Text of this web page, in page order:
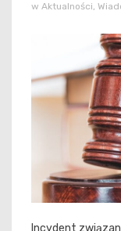
w Aktualności,
Incydent